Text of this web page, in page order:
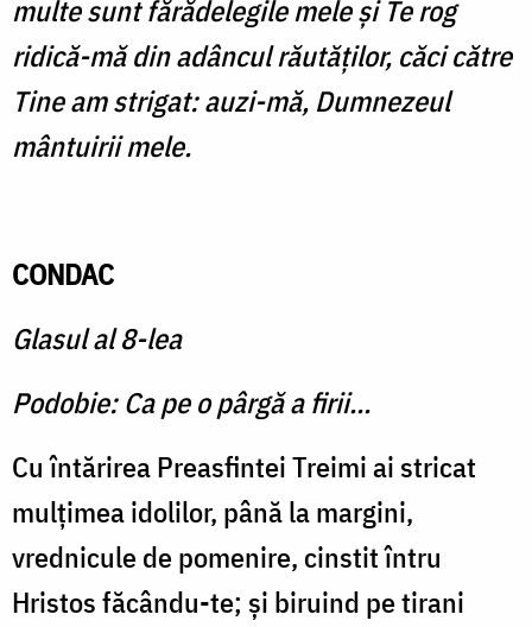
multe sunt fărădelegile mele şi Te rog
ridică-mă din adâncul răutăţilor, căci către
Tine am strigat: auzi-mă, Dumnezeul
mântuirii mele.
CONDAC
Glasul al 8-lea
Podobie: Ca pe o pârgă a firii...
Cu întărirea Preasfintei Treimi ai stricat
mulţimea idolilor, până la margini,
vrednicule de pomenire, cinstit întru
Hristos făcându-te; şi biruind pe tirani